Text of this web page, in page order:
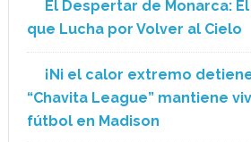
El Despertar de Monarca:
que Lucha por Volver al Cielo
¡Ni el calor extremo
“Chavita League” mantiene
fútbol en Madison